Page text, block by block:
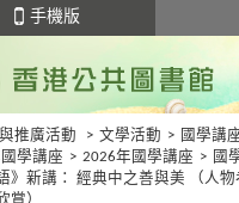
手機版
推廣活動 > 文學活動 > 國學講
學講座 > 2026年國學講座 > 國
》新講： 經典中之善與美 （人物